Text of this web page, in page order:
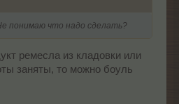
понимаю что надо сделать?
ремесла из кладовки или
заняты, то можно боуль